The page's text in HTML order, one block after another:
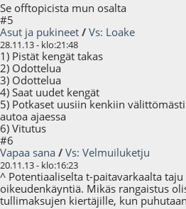
Se offtopicista mun osalta
#5
Asut ja pukineet / Vs: Loake
28.11.13 - klo:21:48
1) Pistät kengät takas
2) Odottelua
3) Odottelua
4) Saat uudet kengät
5) Potkaset uusiin kenkiin
autoa ajaessa
6) Vitutus
#6
Vapaa sana / Vs: Velmuiluketju
20.11.13 - klo:16:23
^ Potentiaaliselta t-paitavarkaalta
oikeudenkäyntiä. Mikäs rangaistus
tullimaksujen kiertäjille, kun